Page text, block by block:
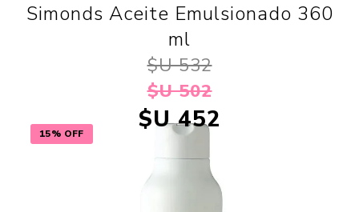
15% OFF
Simonds Aceite Emulsionado 360
ml
$U 532
$U 502
$U 452